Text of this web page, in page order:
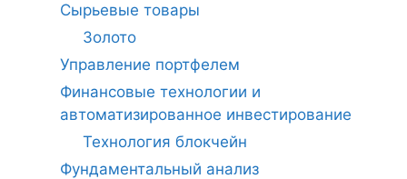
Сырьевые товары
Золото
Управление портфелем
Финансовые технологии и
автоматизированное инвестирование
Технология блокчейн
Фундаментальный анализ